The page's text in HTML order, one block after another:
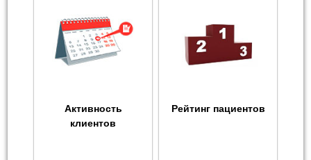
Активность
клиентов
Рейтинг пациентов